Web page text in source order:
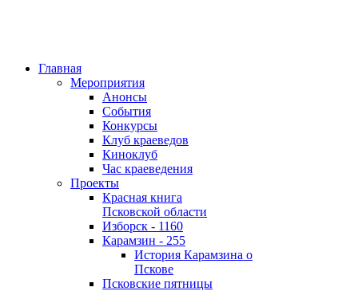
Главная
Мероприятия
Анонсы
События
Конкурсы
Клуб краеведов
Киноклуб
Час краеведения
Проекты
Красная книга
Псковской области
Изборск - 1160
Карамзин - 255
История Карамзина о
Пскове
Псковские пятницы